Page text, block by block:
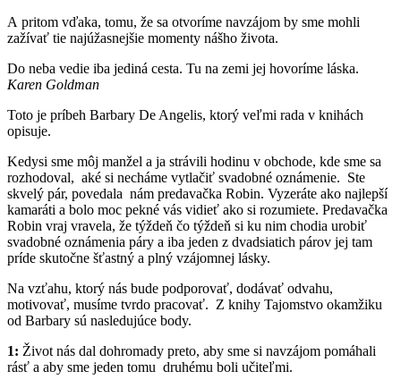
A pritom vďaka, tomu, že sa otvoríme navzájom by sme mohli
zažívať tie najúžasnejšie momenty nášho života.
Do neba vedie iba jediná cesta. Tu na zemi jej hovoríme láska.
Karen Goldman
Toto je príbeh Barbary De Angelis, ktorý veľmi rada v knihách
opisuje.
Kedysi sme môj manžel a ja strávili hodinu v obchode, kde sme sa
rozhodoval, aké si necháme vytlačiť svadobné oznámenie. Ste
skvelý pár, povedala nám predavačka Robin. Vyzeráte ako najlepší
kamaráti a bolo moc pekné vás vidieť ako si rozumiete. Predavačka
Robin vraj vravela, že týždeň čo týždeň si ku nim chodia urobiť
svadobné oznámenia páry a iba jeden z dvadsiatich párov jej tam
príde skutočne šťastný a plný vzájomnej lásky.
Na vzťahu, ktorý nás bude podporovať, dodávať odvahu,
motivovať, musíme tvrdo pracovať. Z knihy Tajomstvo okamžiku
od Barbary sú nasledujúce body.
1: Život nás dal dohromady preto, aby sme si navzájom pomáhali
rásť a aby sme jeden tomu druhému boli učiteľmi.